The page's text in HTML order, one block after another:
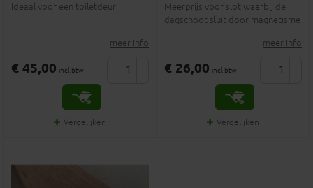
Ideaal voor een toiletdeur
meer info
€ 45,00 incl.btw - +
Vergelijken
Meerprijs voor slot waarbij de
dagschoot sluit door magnetisme
meer info
€ 26,00 incl.btw - +
Vergelijken